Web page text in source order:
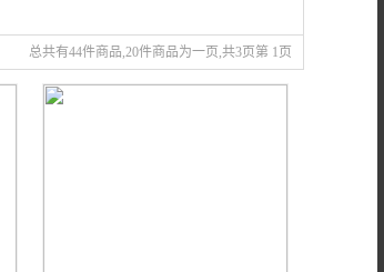
总共有44件商品,20件商品为一页,共3页第 1页